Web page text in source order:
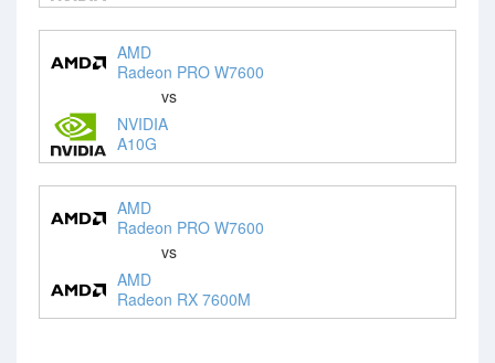
AMD
Radeon PRO W7600
vs
NVIDIA
A10G
AMD
Radeon PRO W7600
vs
AMD
Radeon RX 7600M